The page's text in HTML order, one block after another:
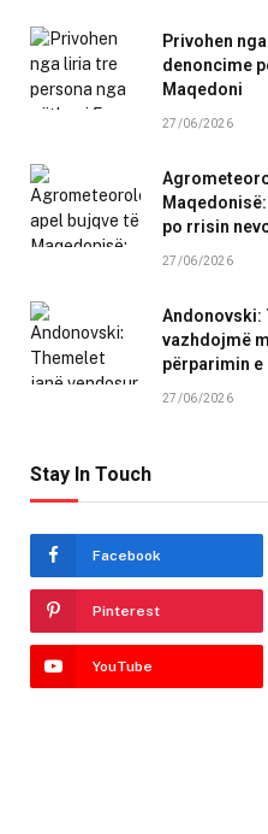
Privohen
denoncime
Maqedoni
27/06/2026
po rrisin
27/06/2026
Andonovski:
vazhdojmë
përparimin
27/06/2026
Stay In Touch
Facebook
Pinterest
YouTube